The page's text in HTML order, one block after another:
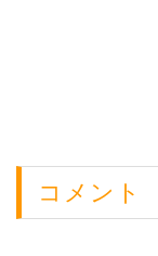
コメント